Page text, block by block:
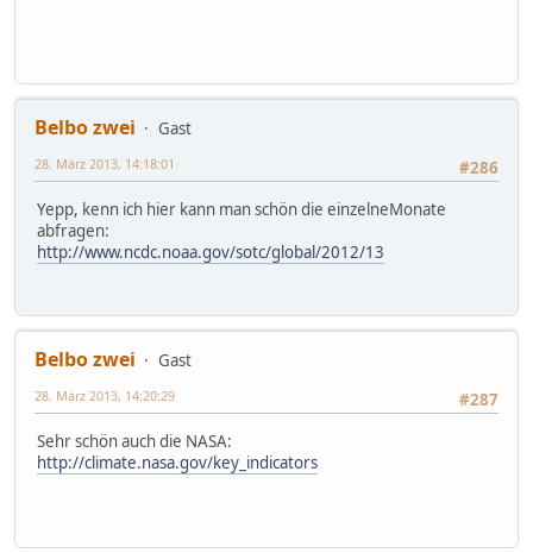
Belbo zwei
Gast
#286
28. März 2013, 14:18:01
Yepp, kenn ich hier kann man schön die einzelneMonate
abfragen:
http://www.ncdc.noaa.gov/sotc/global/2012/13
Belbo zwei
Gast
#287
28. März 2013, 14:20:29
Sehr schön auch die NASA:
http://climate.nasa.gov/key_indicators